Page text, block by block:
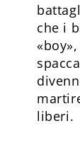
che i
liberi.